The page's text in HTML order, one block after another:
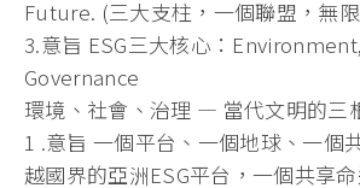
Future. (三大支柱，一個聯盟，無
3.意旨 ESG三大核心：
Governance
環境、社會、治理 — 當代文明的三
1 .意旨 一個平台、一個地球、一個
越國界的亞洲ESG平台，一個共享命